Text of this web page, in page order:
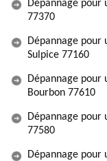
Dépannage pour
77370
Dépannage pour
Sulpice 77160
Dépannage pour
Bourbon 77610
Dépannage pour
77580
Dépannage